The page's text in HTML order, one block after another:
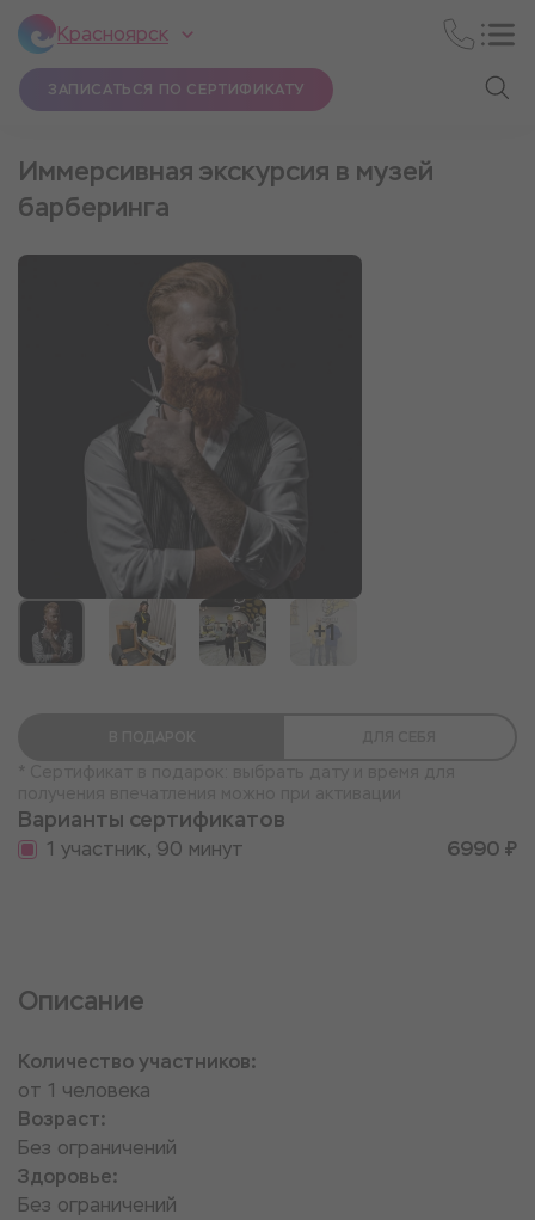
Красноярск
ЗАПИСАТЬСЯ ПО СЕРТИФИКАТУ
Иммерсивная экскурсия в музей
барберинга
+1
Варианты сертификатов
1 участник, 90 минут 6990 ₽
Описание
Количество участников:
от 1 человека
Возраст:
Без ограничений
Здоровье:
Без ограничений